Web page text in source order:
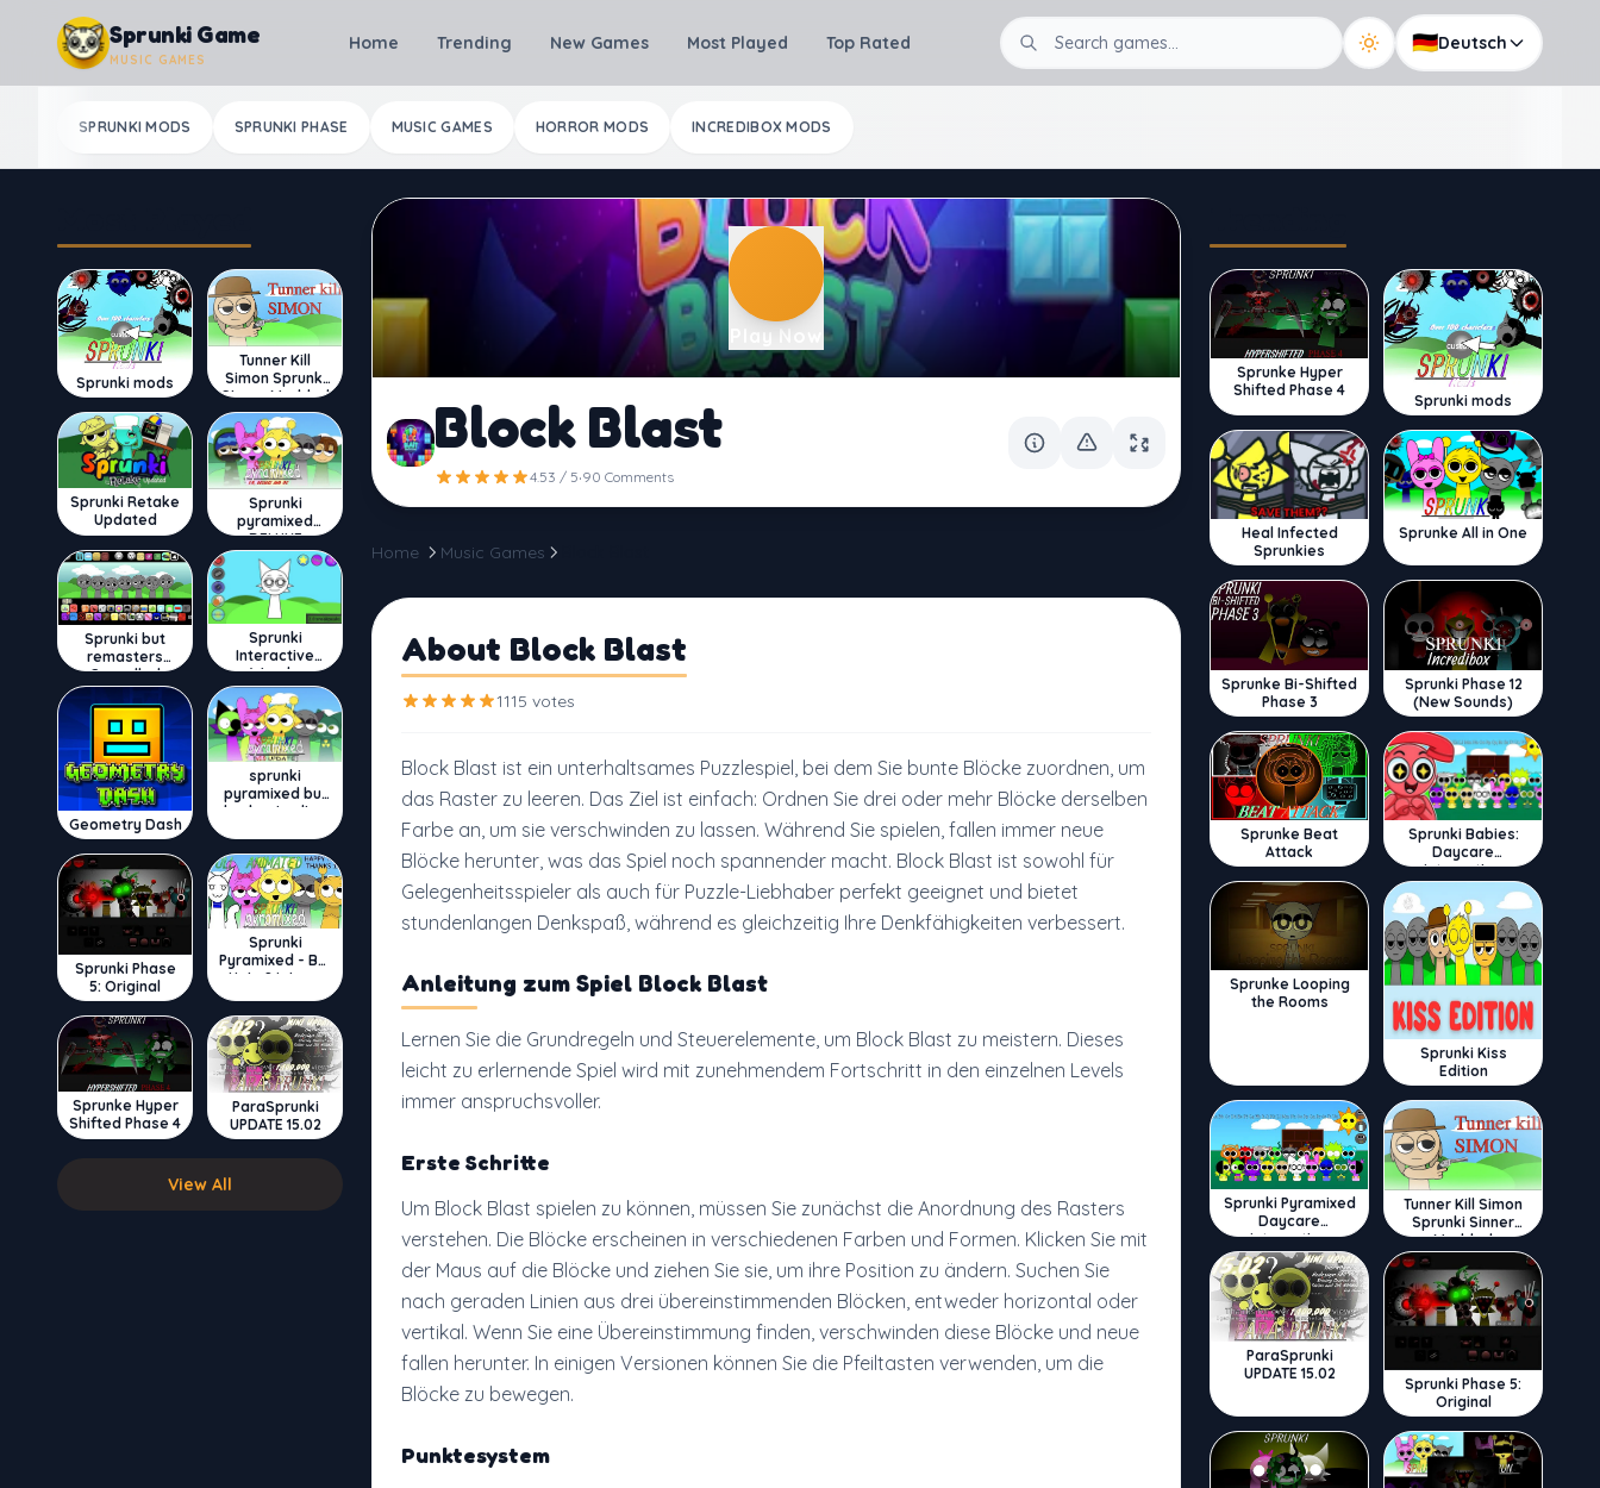
Skip to content
Sprunki Game
MUSIC GAMES
Home Trending New Games Most Played Top Rated 🇩🇪Deutsch
SPRUNKI MODS SPRUNKI PHASE MUSIC GAMES HORROR MODS INCREDIBOX MODS
Sprunki mods
Tunner Kill
Simon Sprunki
Sinner Modded
Sprunki Retake
Updated
Sprunki
pyramixed
DELUXE
Sprunki but
remasters
Cancelled
Sprunki
Interactive
Wenda
Geometry Dash
sprunki
pyramixed but
broker is alive
Sprunki Phase
5: Original
Sprunki
Pyramixed - But
Upin & Ipin oc
Sprunke Hyper
Shifted Phase 4
ParaSprunki
UPDATE 15.02
View All
Play Now
Block Blast
4.53 / 5·90 Comments
Home Music Games
About Block Blast
1115 votes
Block Blast ist ein unterhaltsames Puzzlespiel, bei dem Sie bunte Blöcke zuordnen, um
das Raster zu leeren. Das Ziel ist einfach: Ordnen Sie drei oder mehr Blöcke derselben
Farbe an, um sie verschwinden zu lassen. Während Sie spielen, fallen immer neue
Blöcke herunter, was das Spiel noch spannender macht. Block Blast ist sowohl für
Gelegenheitsspieler als auch für Puzzle-Liebhaber perfekt geeignet und bietet
stundenlangen Denkspaß, während es gleichzeitig Ihre Denkfähigkeiten verbessert.
Anleitung zum Spiel Block Blast
Lernen Sie die Grundregeln und Steuerelemente, um Block Blast zu meistern. Dieses
leicht zu erlernende Spiel wird mit zunehmendem Fortschritt in den einzelnen Levels
immer anspruchsvoller.
Erste Schritte
Um Block Blast spielen zu können, müssen Sie zunächst die Anordnung des Rasters
verstehen. Die Blöcke erscheinen in verschiedenen Farben und Formen. Klicken Sie mit
der Maus auf die Blöcke und ziehen Sie sie, um ihre Position zu ändern. Suchen Sie
nach geraden Linien aus drei übereinstimmenden Blöcken, entweder horizontal oder
vertikal. Wenn Sie eine Übereinstimmung finden, verschwinden diese Blöcke und neue
fallen herunter. In einigen Versionen können Sie die Pfeiltasten verwenden, um die
Blöcke zu bewegen.
Punktesystem
Sprunke Hyper
Shifted Phase 4
Sprunki mods
Heal Infected
Sprunkies
Sprunke All in One
Sprunke Bi-Shifted
Phase 3
Sprunki Phase 12
(New Sounds)
Sprunke Beat
Attack
Sprunki Babies:
Daycare
Interactive
Sprunke Looping
the Rooms
Sprunki Kiss
Edition
Sprunki Pyramixed
Daycare
Interactive
Tunner Kill Simon
Sprunki Sinner
Modded
ParaSprunki
UPDATE 15.02
Sprunki Phase 5:
Original